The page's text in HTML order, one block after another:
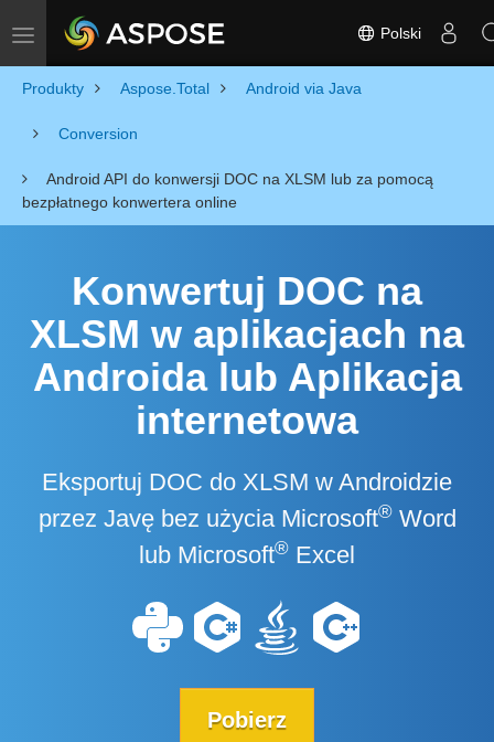
Toggle navigation Polski
Produkty Aspose.Total Android via Java
Conversion
Android API do konwersji DOC na XLSM lub za pomocą
bezpłatnego konwertera online
Konwertuj DOC na
XLSM w aplikacjach na
Androida lub Aplikacja
internetowa
Eksportuj DOC do XLSM w Androidzie
przez Javę bez użycia Microsoft®Word
lub Microsoft® Excel
Pobierz